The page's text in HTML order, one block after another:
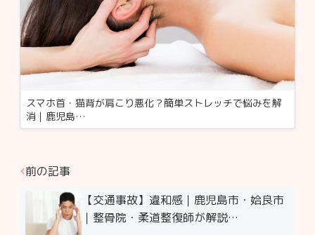
スマホ首・猫背が肩こり悪化？簡単ストレッチで悩みを解
消｜鹿児島…
前の記事
【交通事故】違和感｜鹿児島市・姶良市
｜整骨院・柔道整復師が解説…